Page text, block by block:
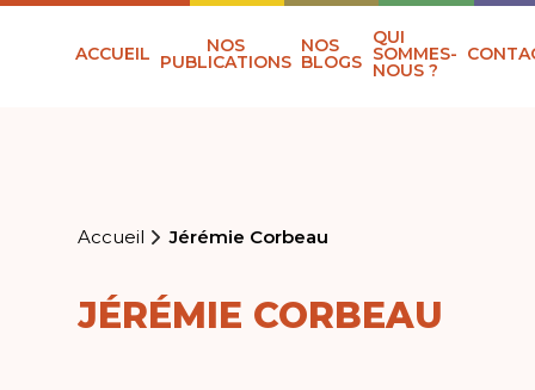
ACCUEIL NOS
PUBLICATIONS
NOS
BLOGS
QUI
SOMMES-
NOUS ?
Accueil Jérémie Corbeau
JÉRÉMIE CORBEAU